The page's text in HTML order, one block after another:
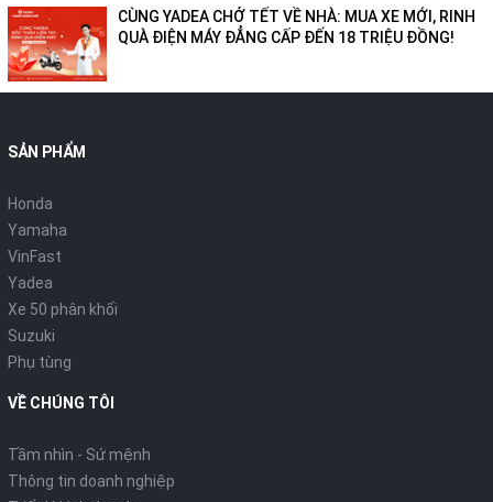
CÙNG YADEA CHỞ TẾT VỀ NHÀ: MUA XE MỚI, RINH
QUÀ ĐIỆN MÁY ĐẲNG CẤP ĐẾN 18 TRIỆU ĐỒNG!
SẢN PHẨM
Honda
Yamaha
VinFast
Yadea
Xe 50 phân khối
Suzuki
Phụ tùng
VỀ CHÚNG TÔI
Tầm nhìn - Sứ mệnh
Thông tin doanh nghiệp